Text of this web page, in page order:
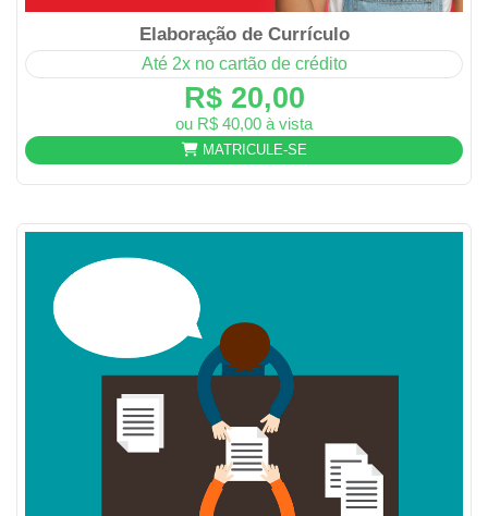
Elaboração de Currículo
Até 2x no cartão de crédito
R$ 20,00
ou R$ 40,00 à vista
MATRICULE-SE